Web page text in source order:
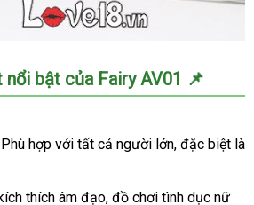
bật của Fairy AV01 📌
hợp với tất cả người lớn, đặc biệt là
thích âm đạo, đồ chơi tình dục nữ